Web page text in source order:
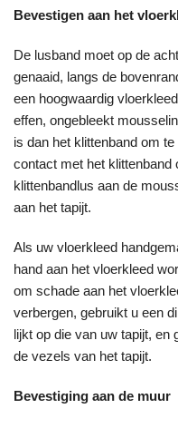
Bevestigen aan het
De lusband moet op de
genaaid, langs de
een hoogwaardig
effen, ongebleekt
is dan het klittenband om
contact met het klittenband
klittenbandlus aan de
aan het tapijt.
Als uw vloerkleed
hand aan het vloerkleed
om schade aan het
verbergen, gebruikt u een
lijkt op die van uw tapijt, en
de vezels van het tapijt.
Bevestiging aan de muur